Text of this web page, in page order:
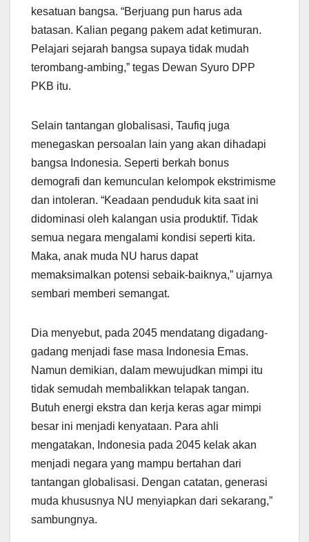
kesatuan bangsa. “Berjuang pun harus ada
batasan. Kalian pegang pakem adat ketimuran.
Pelajari sejarah bangsa supaya tidak mudah
terombang-ambing,” tegas Dewan Syuro DPP
PKB itu.
Selain tantangan globalisasi, Taufiq juga
menegaskan persoalan lain yang akan dihadapi
bangsa Indonesia. Seperti berkah bonus
demografi dan kemunculan kelompok ekstrimisme
dan intoleran. “Keadaan penduduk kita saat ini
didominasi oleh kalangan usia produktif. Tidak
semua negara mengalami kondisi seperti kita.
Maka, anak muda NU harus dapat
memaksimalkan potensi sebaik-baiknya,” ujarnya
sembari memberi semangat.
Dia menyebut, pada 2045 mendatang digadang-
gadang menjadi fase masa Indonesia Emas.
Namun demikian, dalam mewujudkan mimpi itu
tidak semudah membalikkan telapak tangan.
Butuh energi ekstra dan kerja keras agar mimpi
besar ini menjadi kenyataan. Para ahli
mengatakan, Indonesia pada 2045 kelak akan
menjadi negara yang mampu bertahan dari
tantangan globalisasi. Dengan catatan, generasi
muda khususnya NU menyiapkan dari sekarang,”
sambungnya.